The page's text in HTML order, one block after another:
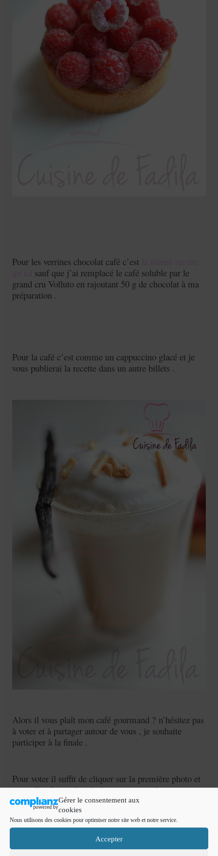
Gérer le consentement aux
cookies
Nous utilisons des cookies pour optimiser notre site web et notre service.
Accepter
Pour les verrines chocolat café c’est
sauf que j’ai remplacé le café soluble par le
grand cru Volluto en rajoutant 50 g de chocolat à ma
préparation .
Pour la café c’est comme un cappuccino glacé et je
vous publierai la recette dans un autre billets .
Alors il vous plaît mon café gourmand ? n’hésitez pas
à voter et à partager autour de vous , je souhaite
participer à la finale .
Pour voter il suffit de cliquer sur la première photo et
vous allez être redirigés directement sur le site
Nespresso.